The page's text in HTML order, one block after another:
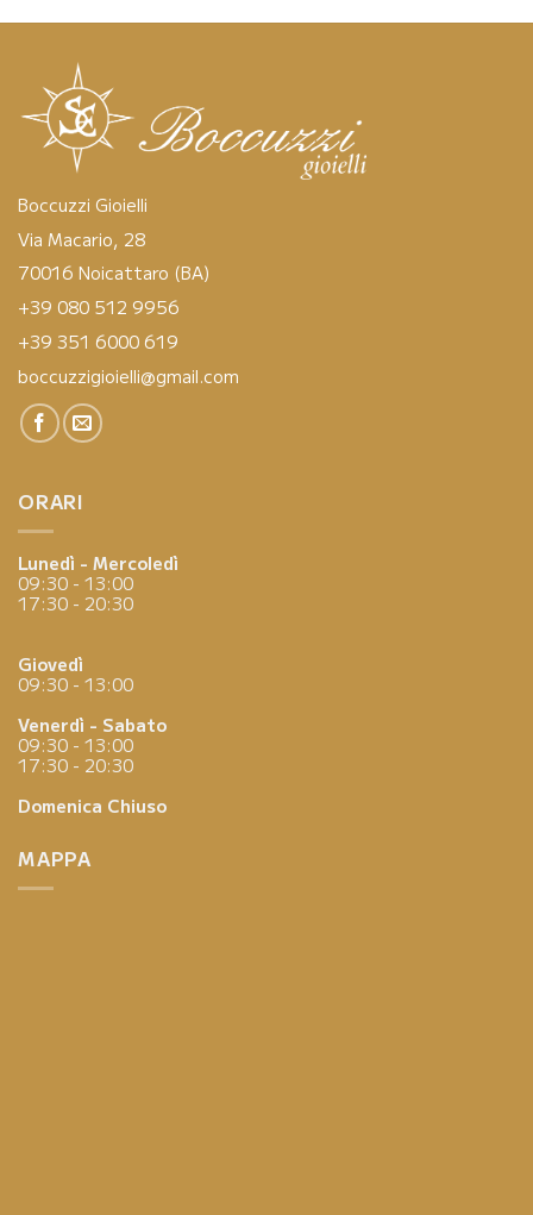
Boccuzzi Gioielli
Via Macario, 28
70016 Noicattaro (BA)
+39 080 512 9956
+39 351 6000 619
boccuzzigioielli@gmail.com
ORARI
Lunedì - Mercoledì
09:30 - 13:00
17:30 - 20:30
Giovedì
09:30 - 13:00
Venerdì - Sabato
09:30 - 13:00
17:30 - 20:30
Domenica Chiuso
MAPPA